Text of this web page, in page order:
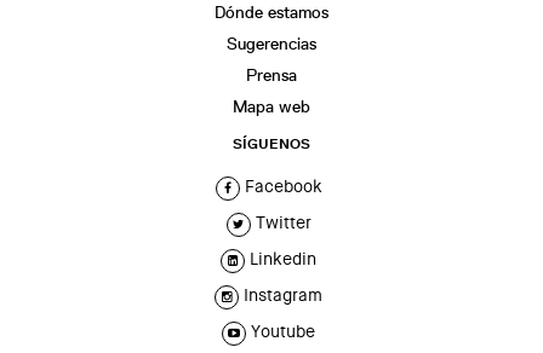
Dónde estamos
Sugerencias
Prensa
Mapa web
SÍGUENOS
Facebook
Twitter
Linkedin
Instagram
Youtube